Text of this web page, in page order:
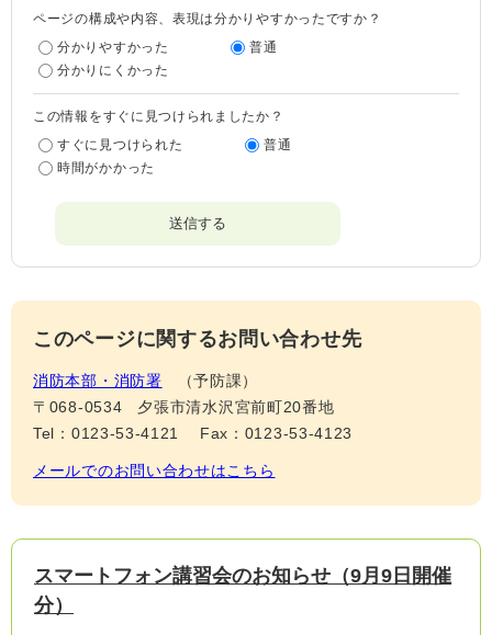
ページの構成や内容、表現は分かりやすかったですか？
分かりやすかった
普通
分かりにくかった
この情報をすぐに見つけられましたか？
すぐに見つけられた
普通
時間がかかった
このページに関するお問い合わせ先
消防本部・消防署
予防課
〒068-0534
夕張市清水沢宮前町20番地
Tel：0123-53-4121
Fax：0123-53-4123
メールでのお問い合わせはこちら
スマートフォン講習会のお知らせ（9月9日開催
分）